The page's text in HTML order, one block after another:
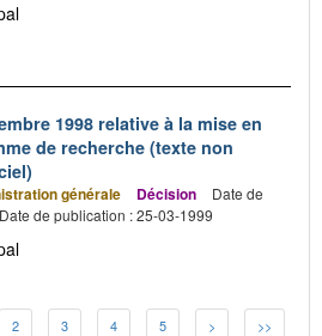
1998 relative à la mise en
de recherche (texte non
générale Décision
Date de
Date de publication : 25-03-1999
2 3 4 5 > >>